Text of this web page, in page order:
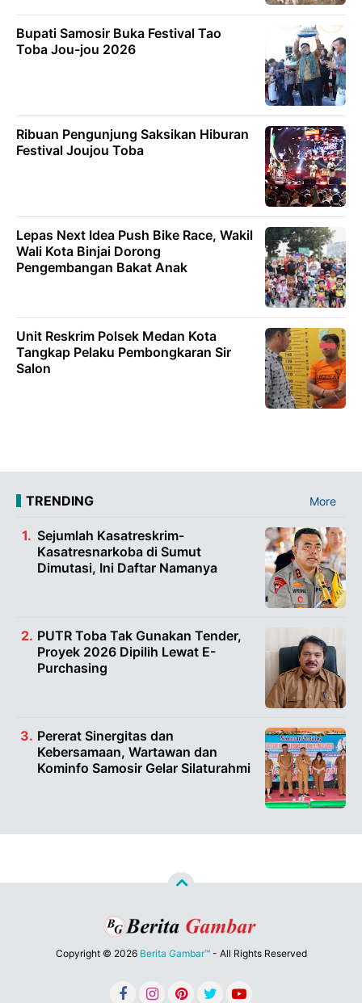
Bupati Samosir Buka Festival Tao
Toba Jou-jou 2026
Ribuan Pengunjung Saksikan Hiburan
Festival Joujou Toba
Lepas Next Idea Push Bike Race, Wakil
Wali Kota Binjai Dorong
Pengembangan Bakat Anak
Unit Reskrim Polsek Medan Kota
Tangkap Pelaku Pembongkaran Sir
Salon
TRENDING More
Sejumlah Kasatreskrim-
Kasatresnarkoba di Sumut
Dimutasi, Ini Daftar Namanya
PUTR Toba Tak Gunakan Tender,
Proyek 2026 Dipilih Lewat E-
Purchasing
Pererat Sinergitas dan
Kebersamaan, Wartawan dan
Kominfo Samosir Gelar Silaturahmi
Copyright © 2026 Berita Gambar™- All Rights Reserved